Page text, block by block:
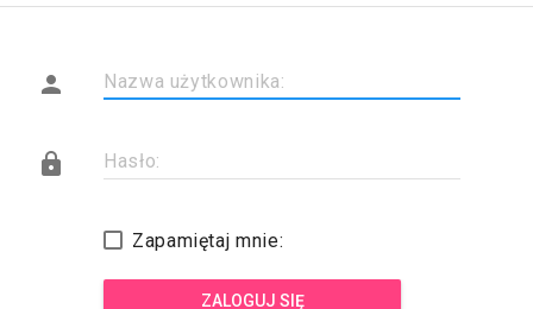
 Nazwa użytkownika:
 Hasło:
Zapamiętaj mnie:
ZALOGUJ SIĘ